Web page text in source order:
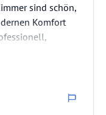
sind schön,
Komfort
Kaffeehaus,
- gepaart mit
Blick über die